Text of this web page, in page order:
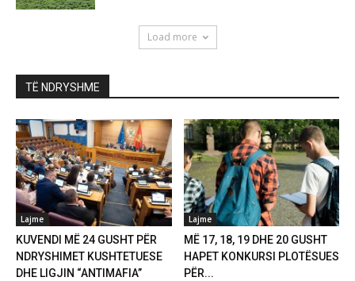
Load more
TË NDRYSHME
Lajme
KUVENDI MË 24 GUSHT PËR
NDRYSHIMET KUSHTETUESE
DHE LIGJIN “ANTIMAFIA”
Lajme
MË 17, 18, 19 DHE 20 GUSHT
HAPET KONKURSI PLOTËSUES
PËR...